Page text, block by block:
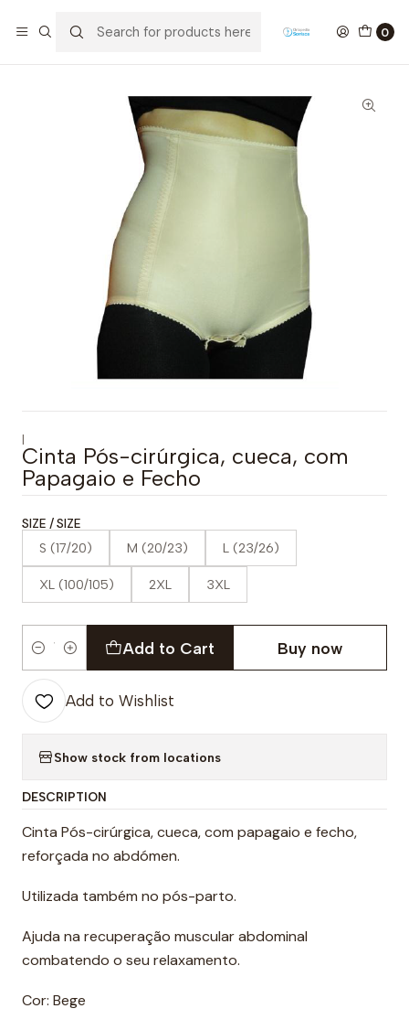
0
Cinta Pós-cirúrgica, cueca, com Papagaio e Fecho
|
Cinta Pós-cirúrgica, cueca, com
Papagaio e Fecho
SIZE / SIZE
S (17/20) M (20/23) L (23/26)
XL (100/105) 2XL 3XL
Quantity
Add to Cart Buy now
Add to Wishlist
Show stock from locations
DESCRIPTION
Cinta Pós-cirúrgica, cueca, com papagaio e fecho,
reforçada no abdómen.
Utilizada também no pós-parto.
Ajuda na recuperação muscular abdominal
combatendo o seu relaxamento.
Cor: Bege